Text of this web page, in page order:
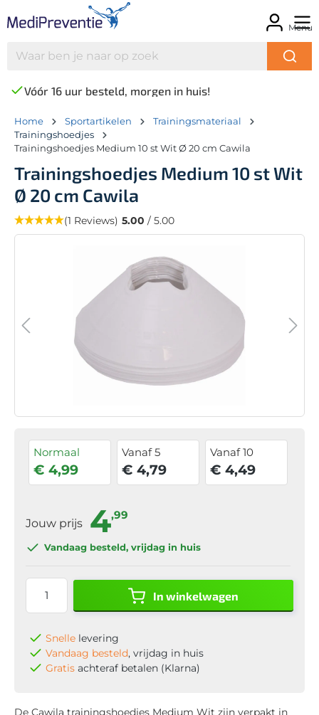
Menu
Vóór 16 uur besteld, morgen in huis!
Home Sportartikelen
Trainingsmateriaal
Trainingshoedjes
Trainingshoedjes Medium 10 st Wit Ø 20 cm Cawila
Trainingshoedjes Medium 10 st Wit
Ø 20 cm Cawila
(1 Reviews) 5.00 / 5.00
Normaal
€ 4,99
Vanaf 5
€ 4,79
Vanaf 10
€ 4,49
Jouw prijs 4,99
Vandaag besteld, vrijdag in huis
In winkelwagen
Snelle levering
Vandaag besteld, vrijdag in huis
Gratis achteraf betalen (Klarna)
De Cawila trainingshoedjes Medium Wit zijn verpakt in